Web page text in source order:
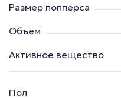
Размер попперса
Объем
Активное вещество
Пол